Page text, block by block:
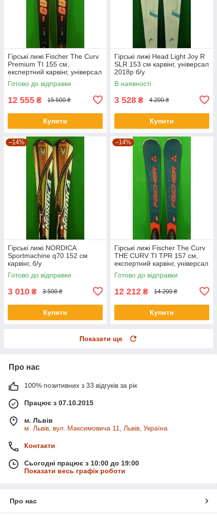
Гірські лижі Fischer The Curv
Premium TI 155 см,
експертний карвінг, універсал
2025р б/у
Готово до відправки
12 555 ₴ 15 500 ₴
Купити
Гірські лижі Head Light Joy R
SLR 153 см карвінг, універсал
2018р б/у
В наявності
3 528 ₴ 4 200 ₴
Купити
–14%
Гірські лижі NORDICA
Sportmachine q70 152 см
карвінг, б/у
Готово до відправки
3 010 ₴ 3 500 ₴
Купити
–14%
Гірські лижі Fischer The Curv
THE CURV TI TPR 157 см,
експертний карвінг, універсал
2024р б/у
Готово до відправки
12 212 ₴ 14 200 ₴
Купити
Показати ще
Про нас
100% позитивних з 33 відгуків за рік
Працює з 07.10.2015
м. Львів
м. Львів, вул. Максимовича 11, Львів, Україна
Контакти
Сьогодні працює з 10:00 до 19:00
Показати весь графік роботи
Про нас